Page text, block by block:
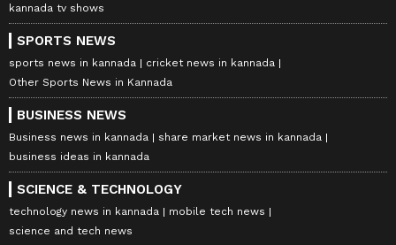
kannada tv shows
SPORTS NEWS
sports news in kannada
cricket news in kannada
Other Sports News in Kannada
BUSINESS NEWS
Business news in kannada
share market news in kannada
business ideas in kannada
SCIENCE & TECHNOLOGY
technology news in kannada
mobile tech news
science and tech news